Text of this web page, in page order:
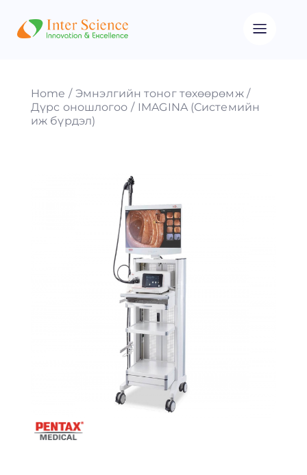
Home
Эмнэлгийн тоног төхөөрөмж
Дүрс оношлогоо
IMAGINA (Системийн
иж бүрдэл)